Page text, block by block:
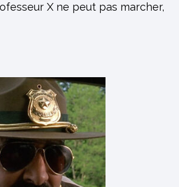
X ne peut pas marcher,